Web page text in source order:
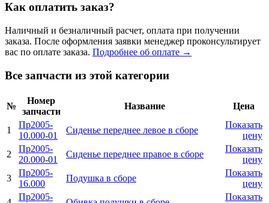
Как оплатить заказ?
Наличный и безналичный расчет, оплата при получении
заказа. После оформления заявки менеджер проконсультирует
вас по оплате заказа. Подробнее об оплате →
Все запчасти из этой категории
№
Номер
запчасти
Название Цена
1
Пр2005-
10.000-01
Сиденье переднее левое в сборе
Показать
цену
2
Пр2005-
20.000-01
Сиденье переднее правое в сборе
Показать
цену
3
Пр2005-
16.000
Подушка в сборе
Показать
цену
Пр2005-
Показать